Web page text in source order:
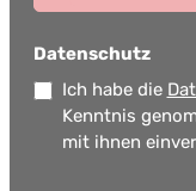
Datenschutz
Ich habe die
Kenntnis
mit ihnen